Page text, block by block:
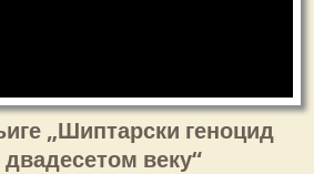
„Шиптарски геноцид
веку“